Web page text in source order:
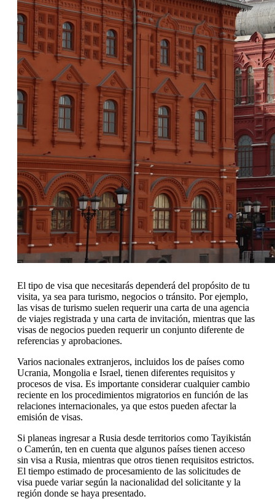
El tipo de visa que necesitarás dependerá del propósito de tu
visita, ya sea para turismo, negocios o tránsito. Por ejemplo,
las visas de turismo suelen requerir una carta de una agencia
de viajes registrada y una carta de invitación, mientras que las
visas de negocios pueden requerir un conjunto diferente de
referencias y aprobaciones.
Varios nacionales extranjeros, incluidos los de países como
Ucrania, Mongolia e Israel, tienen diferentes requisitos y
procesos de visa. Es importante considerar cualquier cambio
reciente en los procedimientos migratorios en función de las
relaciones internacionales, ya que estos pueden afectar la
emisión de visas.
Si planeas ingresar a Rusia desde territorios como Tayikistán
o Camerún, ten en cuenta que algunos países tienen acceso
sin visa a Rusia, mientras que otros tienen requisitos estrictos.
El tiempo estimado de procesamiento de las solicitudes de
visa puede variar según la nacionalidad del solicitante y la
región donde se haya presentado.